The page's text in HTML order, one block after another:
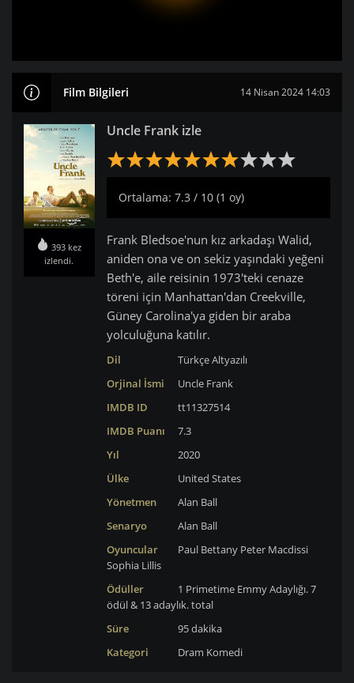
Film Bilgileri 14 Nisan 2024 14:03
393 kez
izlendi.
Uncle Frank izle
Ortalama: 7.3 / 10 (1 oy)
Frank Bledsoe'nun kız arkadaşı Walid,
aniden ona ve on sekiz yaşındaki yeğeni
Beth'e, aile reisinin 1973'teki cenaze
töreni için Manhattan'dan Creekville,
Güney Carolina'ya giden bir araba
yolculuğuna katılır.
Dil
Türkçe Altyazılı
Orjinal İsmi
Uncle Frank
IMDB ID
tt11327514
IMDB Puanı
7.3
Yıl
2020
Ülke
United States
Yönetmen
Alan Ball
Senaryo
Alan Ball
Oyuncular
Paul Bettany Peter Macdissi
Sophia Lillis
Ödüller
1 Primetime Emmy Adaylığı. 7
ödül & 13 adaylık. total
Süre
95 dakika
Kategori
Dram Komedi